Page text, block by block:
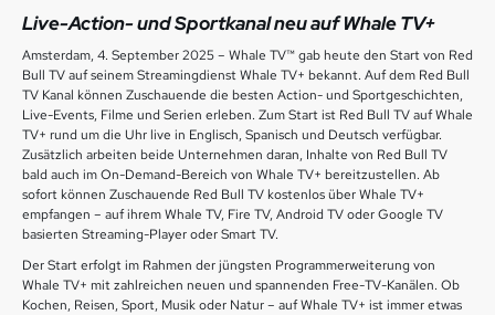
Live-Action- und Sportkanal neu auf Whale TV+
Amsterdam, 4. September 2025 – Whale TV™ gab heute den Start von Red
Bull TV auf seinem Streamingdienst Whale TV+ bekannt. Auf dem Red Bull
TV Kanal können Zuschauende die besten Action- und Sportgeschichten,
Live-Events, Filme und Serien erleben. Zum Start ist Red Bull TV auf Whale
TV+ rund um die Uhr live in Englisch, Spanisch und Deutsch verfügbar.
Zusätzlich arbeiten beide Unternehmen daran, Inhalte von Red Bull TV
bald auch im On-Demand-Bereich von Whale TV+ bereitzustellen. Ab
sofort können Zuschauende Red Bull TV kostenlos über Whale TV+
empfangen – auf ihrem Whale TV, Fire TV, Android TV oder Google TV
basierten Streaming-Player oder Smart TV.
Der Start erfolgt im Rahmen der jüngsten Programmerweiterung von
Whale TV+ mit zahlreichen neuen und spannenden Free-TV-Kanälen. Ob
Kochen, Reisen, Sport, Musik oder Natur – auf Whale TV+ ist immer etwas